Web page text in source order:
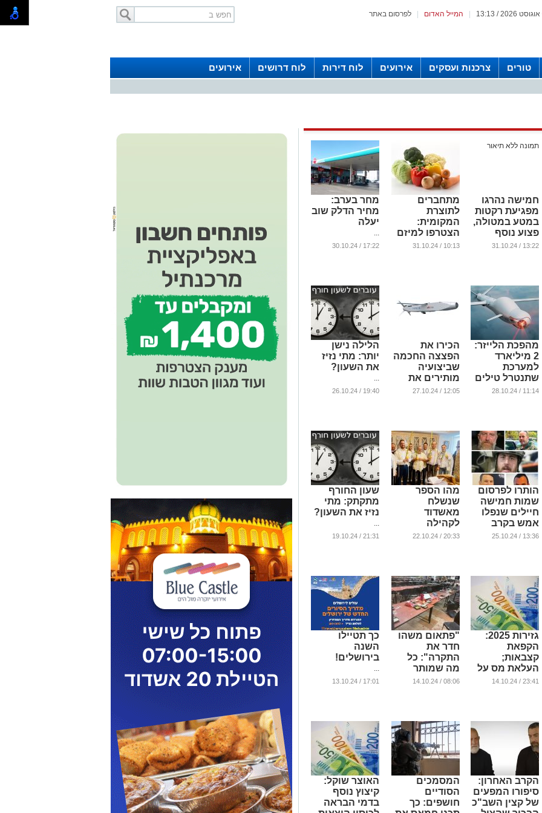
לפרסום באתר המייל האדום
טורים צרכנות ועסקים אירועים לוח דירות לוח דרושים אירועים
חמישה נהרגו
מפגיעת רקטות
במטע במטולה,
פצוע נוסף
במצב קשה
13:22 / 31.10.24
מתחברים
לתוצרת
המקומית:
הצטרפו למיזם
'הענתיות'
10:13 / 31.10.24
מחר בערב:
מחיר הדלק שוב
יעלה
...
17:22 / 30.10.24
מהפכת הלייזר:
2 מיליארד
למערכת
שתנטרל טילים
בשניות ותמנע
11:14 / 28.10.24
הכירו את
הפצצה החכמה
שביצועיה
מותירים את
העולם פעור פה
12:05 / 27.10.24
הלילה נישן
יותר: מתי נזיז
את השעון?
...
19:40 / 26.10.24
הותרו לפרסום
שמות חמישה
חיילים שנפלו
אמש בקרב
בלבנון
13:36 / 25.10.24
מהו הספר
שנשלח
מאשדוד
לקהילה
האיראנית?
20:33 / 22.10.24
שעון החורף
מתקתק: מתי
נזיז את השעון?
...
21:31 / 19.10.24
גזירות 2025:
הקפאת
קצבאות;
העלאת מס על
הכנסות
23:41 / 14.10.24
"פתאום משהו
חדר את
התקרה": כל
מה שמותר
לספר על אסון
08:06 / 14.10.24
כך תטיילו
השנה
בירושלים!
...
17:01 / 13.10.24
הקרב האחרון:
סיפורו המפעים
של קצין השב"כ
המסמכים
הסודיים
חושפים: כך
האוצר שוקל:
קיצוץ נוסף
בדמי הבראה